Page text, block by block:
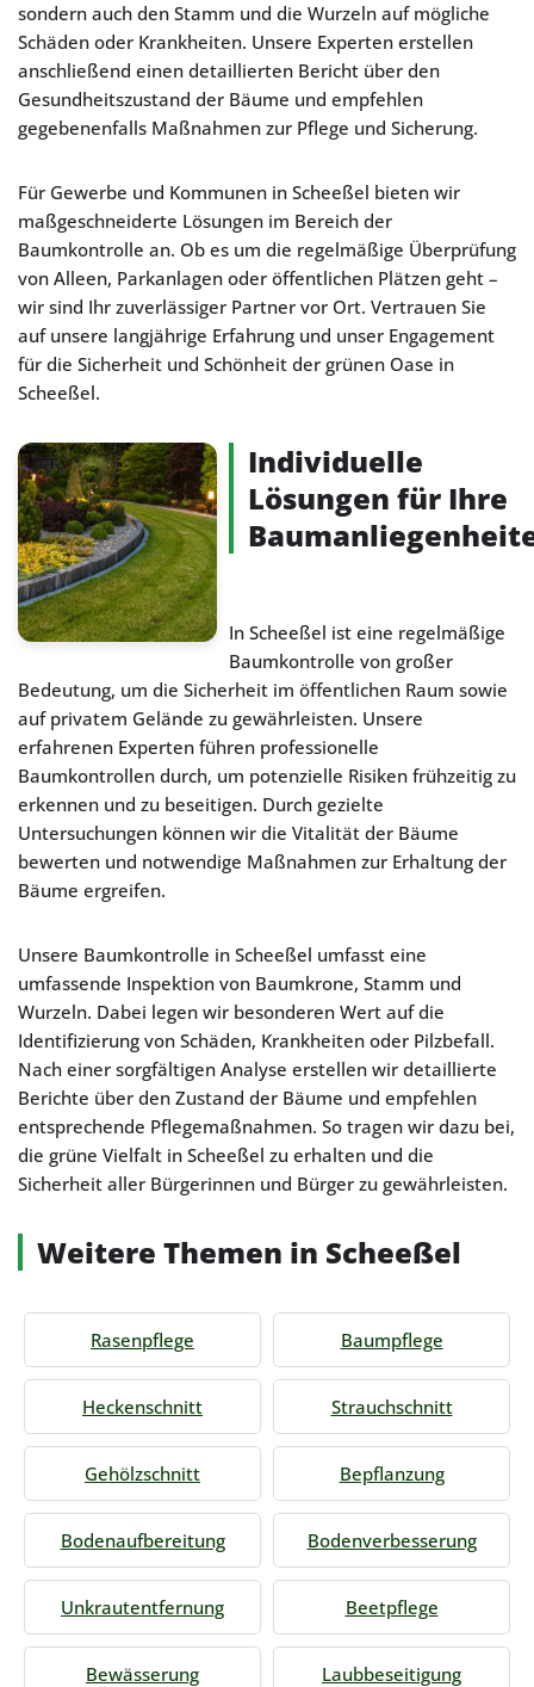
sondern auch den Stamm und die Wurzeln auf mögliche
Schäden oder Krankheiten. Unsere Experten erstellen
anschließend einen detaillierten Bericht über den
Gesundheitszustand der Bäume und empfehlen
gegebenenfalls Maßnahmen zur Pflege und Sicherung.
Für Gewerbe und Kommunen in Scheeßel bieten wir
maßgeschneiderte Lösungen im Bereich der
Baumkontrolle an. Ob es um die regelmäßige Überprüfung
von Alleen, Parkanlagen oder öffentlichen Plätzen geht –
wir sind Ihr zuverlässiger Partner vor Ort. Vertrauen Sie
auf unsere langjährige Erfahrung und unser Engagement
für die Sicherheit und Schönheit der grünen Oase in
Scheeßel.
Individuelle
Lösungen für Ihre
In Scheeßel ist eine regelmäßige
Baumkontrolle von großer
Bedeutung, um die Sicherheit im öffentlichen Raum sowie
auf privatem Gelände zu gewährleisten. Unsere
erfahrenen Experten führen professionelle
Baumkontrollen durch, um potenzielle Risiken frühzeitig zu
erkennen und zu beseitigen. Durch gezielte
Untersuchungen können wir die Vitalität der Bäume
bewerten und notwendige Maßnahmen zur Erhaltung der
Bäume ergreifen.
Unsere Baumkontrolle in Scheeßel umfasst eine
umfassende Inspektion von Baumkrone, Stamm und
Wurzeln. Dabei legen wir besonderen Wert auf die
Identifizierung von Schäden, Krankheiten oder Pilzbefall.
Nach einer sorgfältigen Analyse erstellen wir detaillierte
Berichte über den Zustand der Bäume und empfehlen
entsprechende Pflegemaßnahmen. So tragen wir dazu bei,
die grüne Vielfalt in Scheeßel zu erhalten und die
Sicherheit aller Bürgerinnen und Bürger zu gewährleisten.
Weitere Themen in Scheeßel
Rasenpflege Baumpflege
Heckenschnitt Strauchschnitt
Gehölzschnitt Bepflanzung
Bodenaufbereitung Bodenverbesserung
Unkrautentfernung Beetpflege
Bewässerung Laubbeseitigung